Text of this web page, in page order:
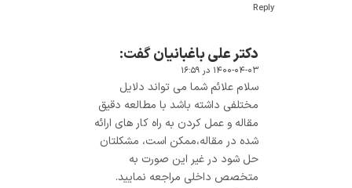
Reply
دکتر علی باغبانیانگفت:
۱۴۰۰-۰۴-۰۳ در ۱۶:۵۹
سلام علائم شما می تواند دلایل
مختلفی داشته باشد با مطالعه دقیق
مقاله و عمل کردن به راه کار های ارائه
شده در مقاله،ممکن است، مشکلتان
حل شود در غیر این صورت به
متخصص داخلی مراجعه نمایید.